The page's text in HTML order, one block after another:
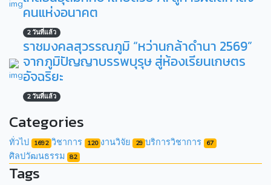
คนแห่งอนาคต
2 วันที่แล้ว
ราชมงคลสุวรรณภูมิ “หว่านกล้าดำนา 2569”
จากภูมิปัญญาบรรพบุรุษ สู่ห้องเรียนเกษตร
อัจฉริยะ
2 วันที่แล้ว
Categories
ทั่วไป 1692 วิชาการ 120 งานวิจัย 29 บริการวิชาการ 67
ศิลปวัฒนธรรม 82
Tags